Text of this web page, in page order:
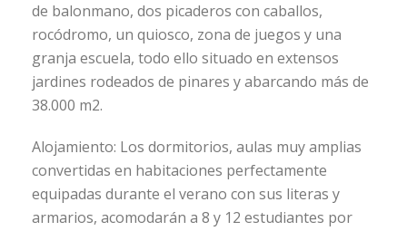
de balonmano, dos picaderos con caballos,
rocódromo, un quiosco, zona de juegos y una
granja escuela, todo ello situado en extensos
jardines rodeados de pinares y abarcando más de
38.000 m2.
Alojamiento: Los dormitorios, aulas muy amplias
convertidas en habitaciones perfectamente
equipadas durante el verano con sus literas y
armarios, acomodarán a 8 y 12 estudiantes por